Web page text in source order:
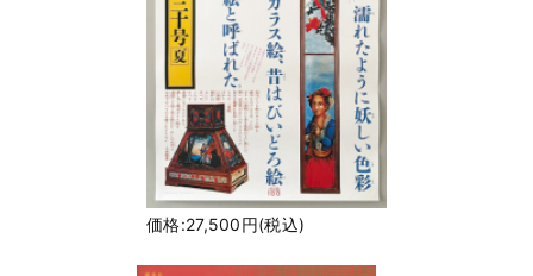
価格:27,500円(税込)